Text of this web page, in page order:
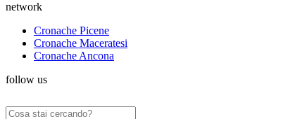
network
Cronache Picene
Cronache Maceratesi
Cronache Ancona
follow us
Ricerca